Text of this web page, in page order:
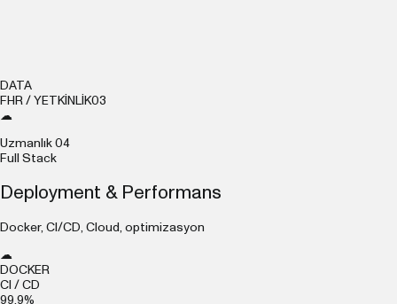
DATA
FHR / YETKİNLİK03
☁
Uzmanlık 04
Full Stack
Deployment & Performans
Docker, CI/CD, Cloud, optimizasyon
☁
DOCKER
CI / CD
99.9%